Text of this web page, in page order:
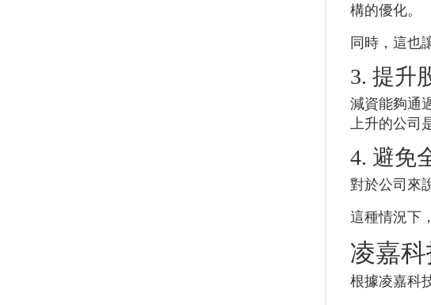
構的優化。
同時，這也
3. 提升
減資能夠通
上升的公司
4. 避免
對於公司來
這種情況下
凌嘉
根據凌嘉科